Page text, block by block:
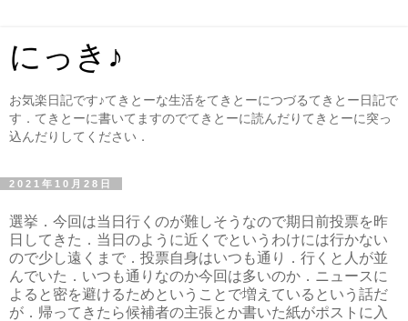
にっき♪
お気楽日記です♪てきとーな生活をてきとーにつづるてきとー日記で
す．てきとーに書いてますのでてきとーに読んだりてきとーに突っ
込んだりしてください．
2021年10月28日
選挙．今回は当日行くのが難しそうなので期日前投票を昨
日してきた．当日のように近くでというわけには行かない
ので少し遠くまで．投票自身はいつも通り．行くと人が並
んでいた．いつも通りなのか今回は多いのか．ニュースに
よると密を避けるためということで増えているという話だ
が．帰ってきたら候補者の主張とか書いた紙がポストに入